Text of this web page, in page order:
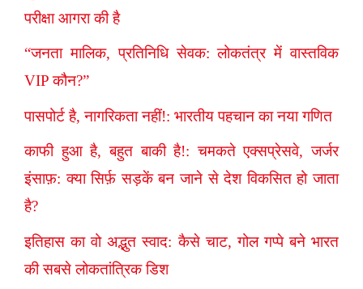
परीक्षा आगरा की है
“जनता मालिक, प्रतिनिधि सेवक: लोकतंत्र में वास्तविक
VIP कौन?”
पासपोर्ट है, नागरिकता नहीं!: भारतीय पहचान का नया गणित
काफी हुआ है, बहुत बाकी है!: चमकते एक्सप्रेसवे, जर्जर
इंसाफ़: क्या सिर्फ़ सड़कें बन जाने से देश विकसित हो जाता
है?
इतिहास का वो अद्भुत स्वाद: कैसे चाट, गोल गप्पे बने भारत
की सबसे लोकतांत्रिक डिश